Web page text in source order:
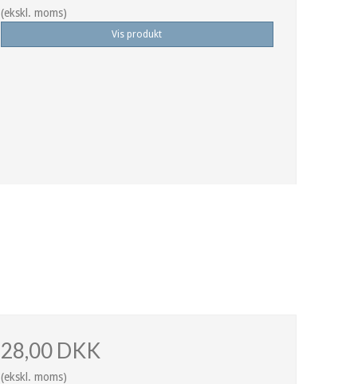
(ekskl. moms)
Vis produkt
28,00 DKK
(ekskl. moms)